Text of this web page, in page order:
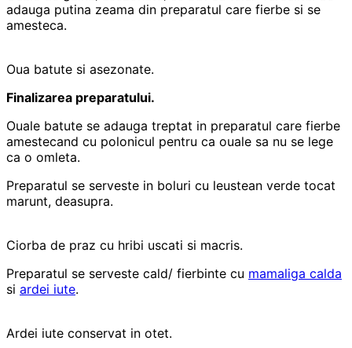
adauga putina zeama din preparatul care fierbe si se
amesteca.
Oua batute si asezonate.
Finalizarea preparatului.
Ouale batute se adauga treptat in preparatul care fierbe
amestecand cu polonicul pentru ca ouale sa nu se lege
ca o omleta.
Preparatul se serveste in boluri cu leustean verde tocat
marunt, deasupra.
Ciorba de praz cu hribi uscati si macris.
Preparatul se serveste cald/ fierbinte cu mamaliga calda
si ardei iute.
Ardei iute conservat in otet.